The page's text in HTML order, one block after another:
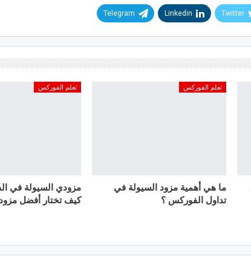
Twitter
Linkedin
Telegram
تعلم الفوركس
ما هي أهمية مزود السيولة في
تداول الفوركس ؟
تعلم الفوركس
مزودي السيولة في
كيف تختار أفضل